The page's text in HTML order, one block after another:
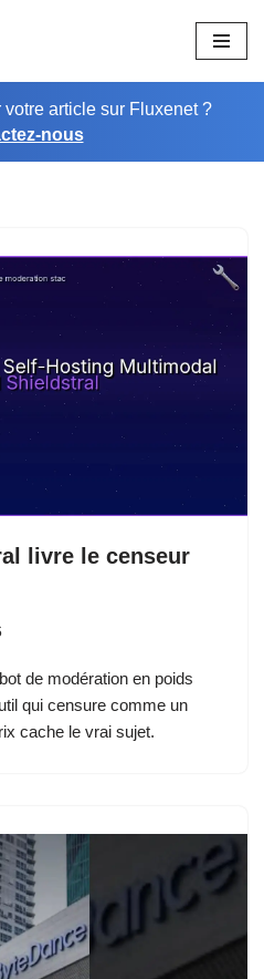
article sur Fluxenet ?
nous
livre le censeur
de modération en poids
qui censure comme un
cache le vrai sujet.